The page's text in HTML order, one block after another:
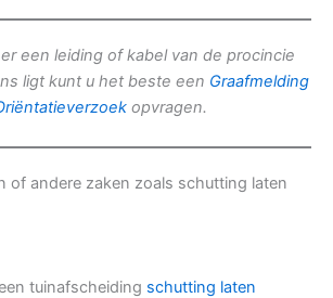
een leiding of kabel van de procincie
ligt kunt u het beste een Graafmelding
opvragen.
of andere zaken zoals schutting laten
tuinafscheiding schutting laten